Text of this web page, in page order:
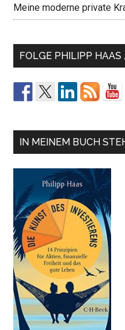
Meine moderne private
FOLGE PHILIPP
IN MEINEM BUCH